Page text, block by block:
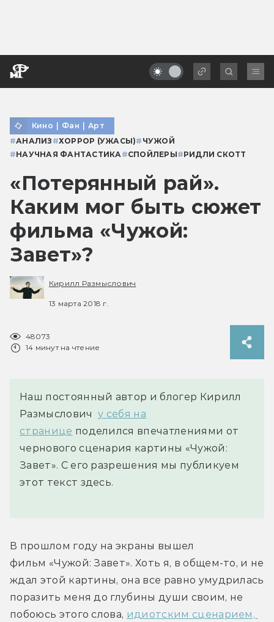
Кино | Фан | Арт
#АНАЛИЗ #ХОРРОР (УЖАСЫ)# ЧУЖОЙ
#НАУЧНАЯ ФАНТАСТИКА #СПОЙЛЕРЫ#РИДЛИ СКОТТ
«Потерянный рай».
Каким мог быть сюжет
фильма «Чужой:
Завет»?
Кирилл Размыслович
13 марта 2018 г.
48073
14 минут на чтение
Наш постоянный автор и блогер Кирилл
Размысловичу себя на
странице поделился впечатлениями от
чернового сценария картины «Чужой:
Завет». С его разрешения мы публикуем
этот текст здесь.
В прошлом году на экраны вышел
фильм «Чужой: Завет». Хоть я, в общем-то, и не
ждал этой картины, она все равно умудрилась
поразить меня до глубины души своим, не
побоюсь этого слова, идиотским сценарием,